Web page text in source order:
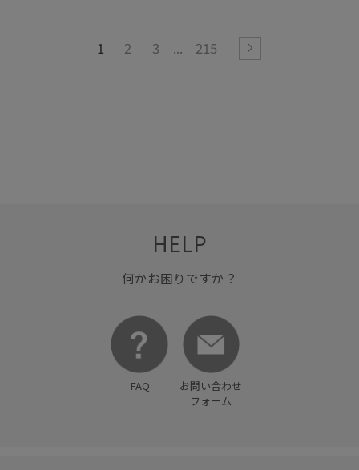
1 2 3 215
HELP
何かお困りですか？
FAQ
お問い合わせ
フォーム